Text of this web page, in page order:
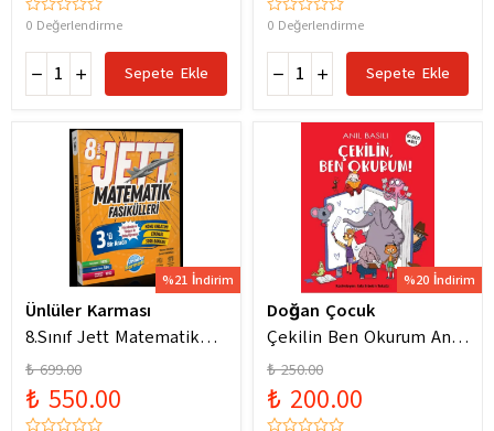
0 Değerlendirme
Sepete Ekle
0 Değerlendirme
Sepete Ekle
%21 İndirim
Ünlüler Karması
8.Sınıf Jett Matematik
Fasiküller Soru Bankası /
Kolektif / Ünlüler
Karması / 9786256529786
₺ 699.00
₺ 550.00
%20 İndirim
Doğan Çocuk
Çekilin Ben Okurum Anıl
Basılı Eğlenceli
Hikayeler
₺ 250.00
₺ 200.00